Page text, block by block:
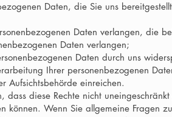
Daten, die Sie uns
Daten verlangen, die
Daten verlangen;
Daten durch uns
Ihrer personenbezogenen
Aufsichtsbehörde einreichen.
dass diese Rechte nicht
können. Wenn Sie allgemeine Fragen